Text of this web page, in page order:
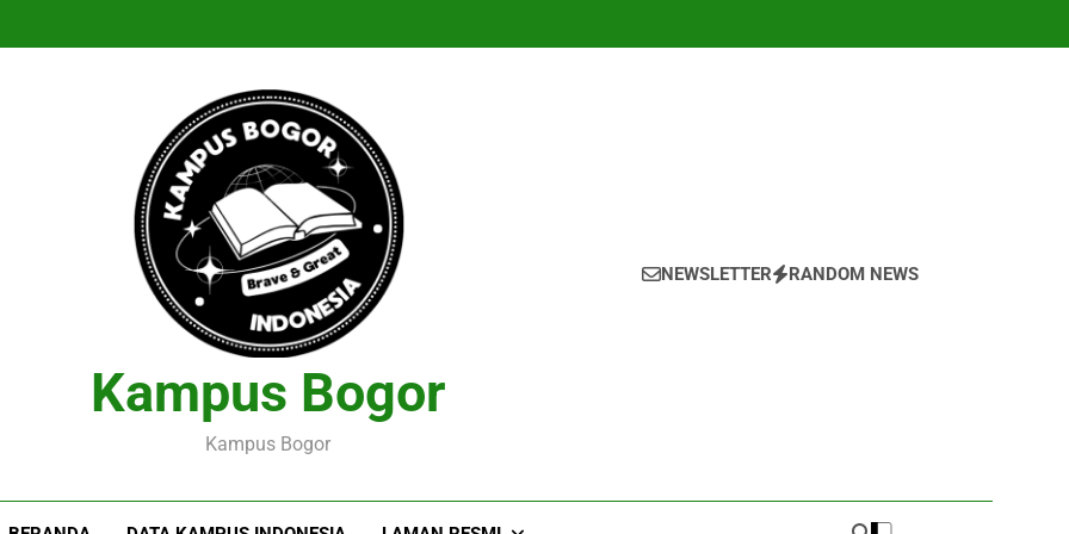
Kampus Bogor
Kampus Bogor
NEWSLETTER RANDOM NEWS